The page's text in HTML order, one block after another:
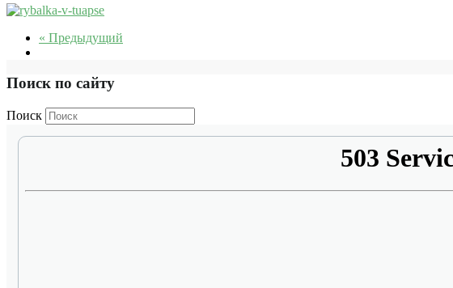
« Предыдущий
Поиск по сайту
Поиск